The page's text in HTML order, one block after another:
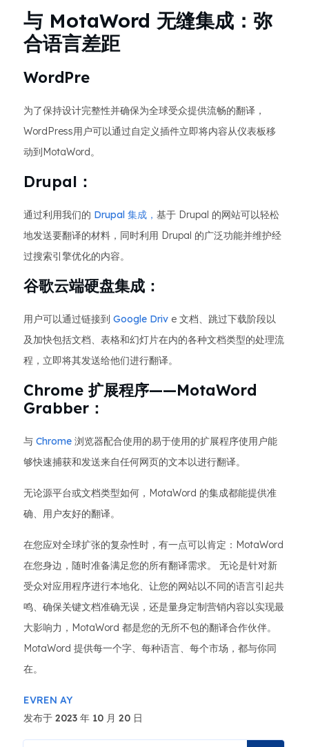
与 MotaWord 无缝集成：弥
合语言差距
WordPre
为了保持设计完整性并确保为全球受众提供流畅的翻译，
WordPress用户可以通过自定义插件立即将内容从仪表板移
动到MotaWord。
Drupal：
通过利用我们的 Drupal 集成， 基于 Drupal 的网站可以轻松
地发送要翻译的材料，同时利用 Drupal 的广泛功能并维护经
过搜索引擎优化的内容。
谷歌云端硬盘集成：
用户可以通过链接到 Google Driv e 文档、跳过下载阶段以
及加快包括文档、表格和幻灯片在内的各种文档类型的处理流
程，立即将其发送给他们进行翻译。
Chrome 扩展程序——MotaWord
Grabber：
与 Chrome 浏览器配合使用的易于使用的扩展程序使用户能
够快速捕获和发送来自任何网页的文本以进行翻译。
无论源平台或文档类型如何，MotaWord 的集成都能提供准
确、用户友好的翻译。
在您应对全球扩张的复杂性时，有一点可以肯定：MotaWord
在您身边，随时准备满足您的所有翻译需求。 无论是针对新
受众对应用程序进行本地化、让您的网站以不同的语言引起共
鸣、确保关键文档准确无误，还是量身定制营销内容以实现最
大影响力，MotaWord 都是您的无所不包的翻译合作伙伴。
MotaWord 提供每一个字、每种语言、每个市场，都与你同
在。
EVREN AY
发布于 2023 年 10 月 20 日